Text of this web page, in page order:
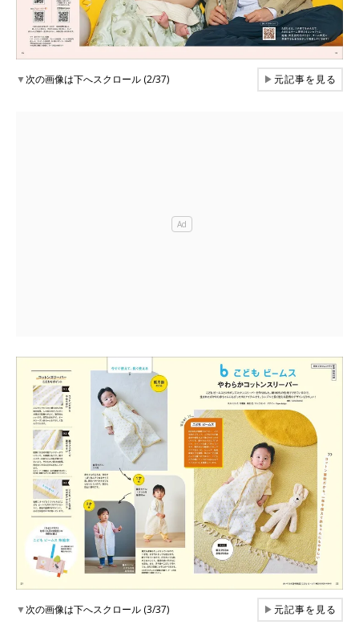
▼次の画像は下へスクロール (2/37) ▶元記事を見る
▼次の画像は下へスクロール (3/37) ▶元記事を見る